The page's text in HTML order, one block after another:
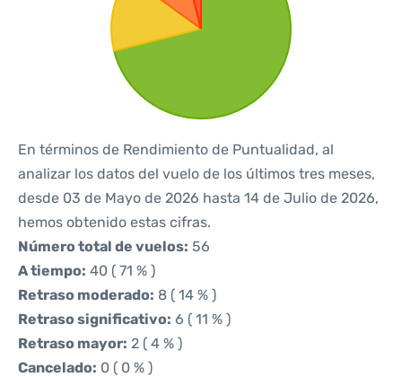
En términos de Rendimiento de Puntualidad, al
analizar los datos del vuelo de los últimos tres meses,
desde 03 de Mayo de 2026 hasta 14 de Julio de 2026,
hemos obtenido estas cifras.
Número total de vuelos: 56
A tiempo: 40 ( 71 % )
Retraso moderado: 8 ( 14 % )
Retraso significativo: 6 ( 11 % )
Retraso mayor: 2 ( 4 % )
Cancelado: 0 ( 0 % )